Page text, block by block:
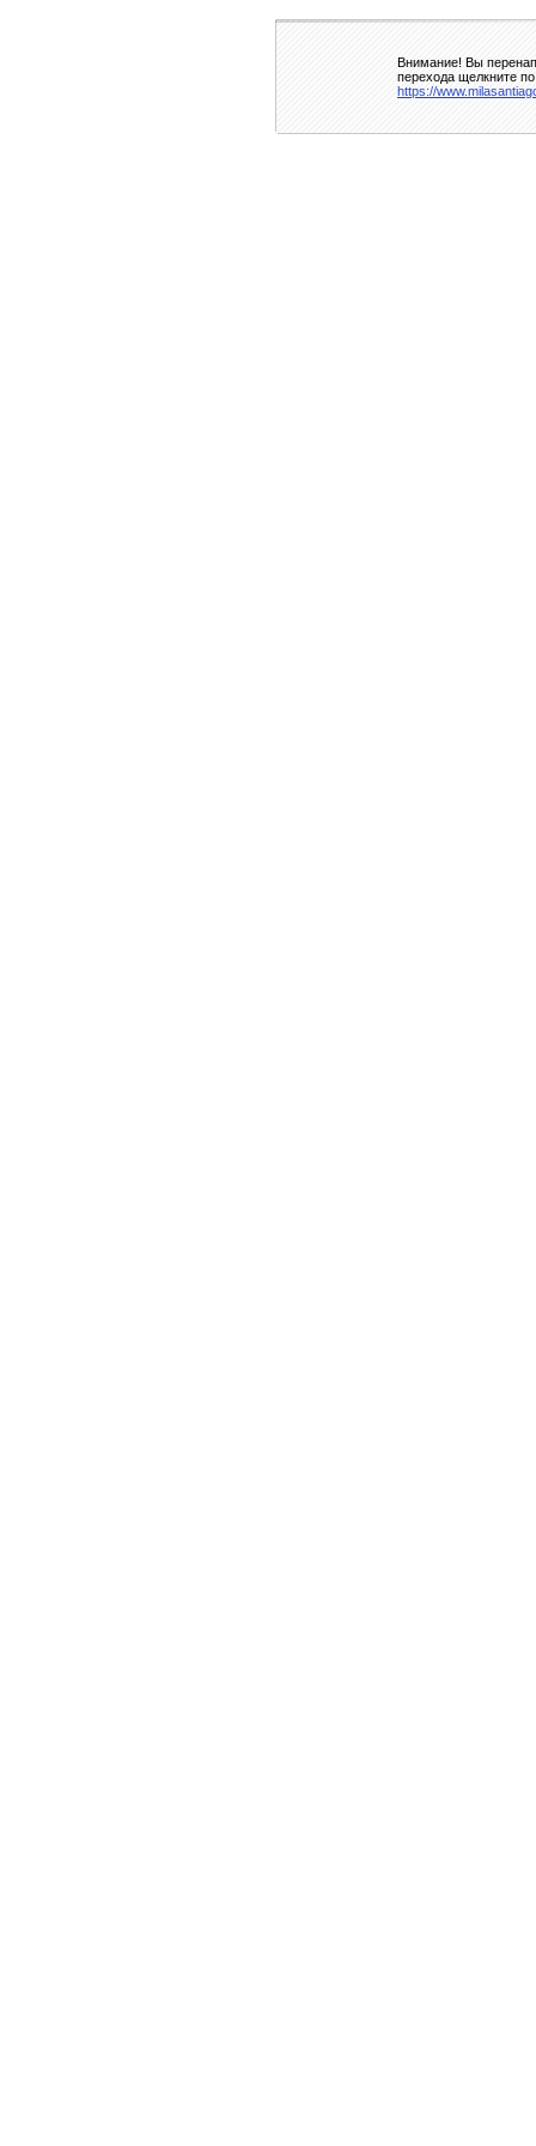
Внимание! Вы
перехода щелкните
https://